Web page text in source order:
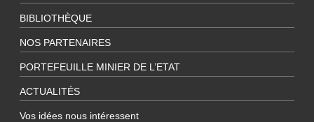
BIBLIOTHÈQUE
NOS PARTENAIRES
PORTEFEUILLE MINIER DE L’ETAT
ACTUALITÉS
Vos idées nous intéressent